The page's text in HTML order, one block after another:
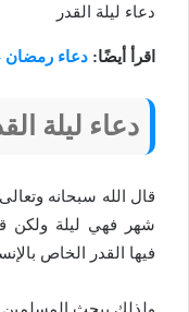
دعاء ليلة القدر
اقرأ أيضًا: دعاء رمضان
دعاء ليلة
قال الله سبحانه
شهر فهي ليلة ولكن
فيها القدر الخاص
ولذلك يبحث المسلمين